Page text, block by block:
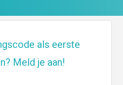
als eerste
Meld je aan!